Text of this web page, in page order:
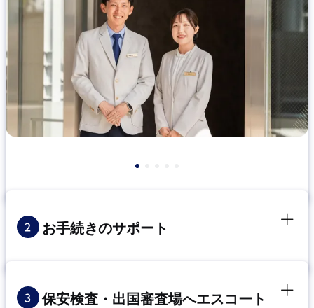
お手続きのサポート
保安検査・出国審査場へエスコート